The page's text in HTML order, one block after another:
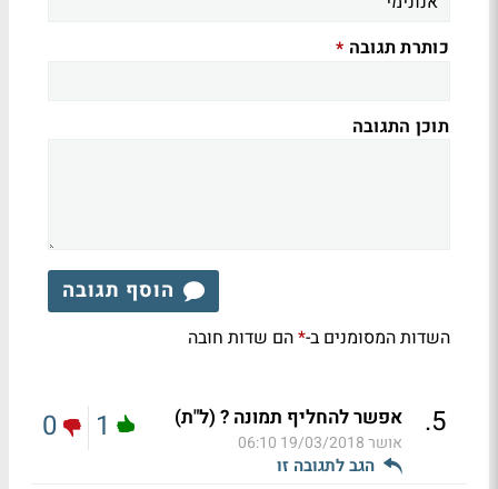
כותרת תגובה *
תוכן התגובה
הוסף תגובה
השדות המסומנים ב-*הם שדות חובה
5
. אפשר להחליף תמונה ? (ל"ת)
אושר19/03/2018 06:10
הגב לתגובה זו
1
0